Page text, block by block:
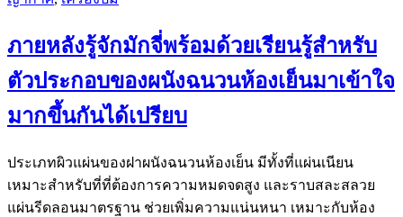
ภายหลังรู้จักมักจี่พร้อมด้วยเรียนรู้สำหรับ
ตัวประกอบของผนังฉนวนห้องเย็นมาเข้าใจ
มากขึ้นกันได้เปรียบ
ประเภทผิวแผ่นของฝาผนังฉนวนห้องเย็น มีทั้งที่แผ่นเนียน
เหมาะสำหรับที่ที่ต้องการความหมดจดสูง และราบสละสลวย
แผ่นรีดลอนมาตรฐาน ช่วยเพิ่มความแน่นหนา เหมาะกับห้อง